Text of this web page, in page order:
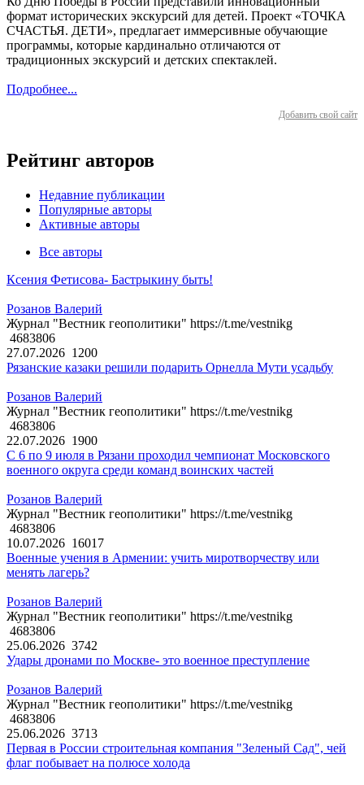
формат исторических экскурсий для детей. Проект «ТОЧКА
СЧАСТЬЯ. ДЕТИ», предлагает иммерсивные обучающие
программы, которые кардинально отличаются от
традиционных экскурсий и детских спектаклей.
Подробнее...
Добавить свой сайт
Рейтинг авторов
Недавние публикации
Популярные авторы
Активные авторы
Все авторы
Ксения Фетисова- Бастрыкину быть!
Розанов Валерий
Журнал "Вестник геополитики" https://t.me/vestnikg
4683806
27.07.2026 1200
Рязанские казаки решили подарить Орнелла Мути усадьбу
Розанов Валерий
Журнал "Вестник геополитики" https://t.me/vestnikg
4683806
22.07.2026 1900
С 6 по 9 июля в Рязани проходил чемпионат Московского
военного округа среди команд воинских частей
Розанов Валерий
Журнал "Вестник геополитики" https://t.me/vestnikg
4683806
10.07.2026 16017
Военные учения в Армении: учить миротворчеству или
менять лагерь?
Розанов Валерий
Журнал "Вестник геополитики" https://t.me/vestnikg
4683806
25.06.2026 3742
Удары дронами по Москве- это военное преступление
Розанов Валерий
Журнал "Вестник геополитики" https://t.me/vestnikg
4683806
25.06.2026 3713
Первая в России строительная компания "Зеленый Сад", чей
флаг побывает на полюсе холода